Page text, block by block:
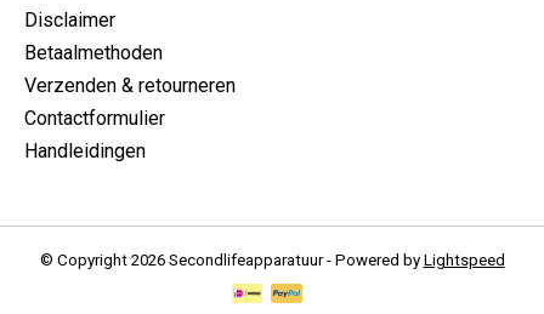
Disclaimer
Betaalmethoden
Verzenden & retourneren
Contactformulier
Handleidingen
© Copyright 2026 Secondlifeapparatuur - Powered by Lightspeed